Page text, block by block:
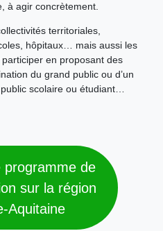
à agir concrètement.
territoriales,
hôpitaux… mais aussi les
en proposant des
du grand public ou d’un
scolaire ou étudiant…
programme de
sur la région
Aquitaine